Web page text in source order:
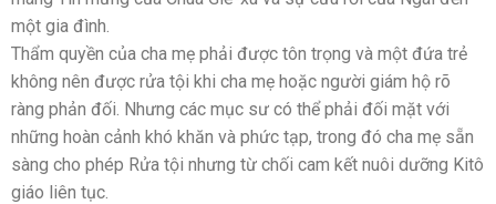
một gia đình.
Thẩm quyền của cha mẹ phải được tôn trọng và một đứa trẻ
không nên được rửa tội khi cha mẹ hoặc người giám hộ rõ
ràng phản đối. Nhưng các mục sư có thể phải đối mặt với
những hoàn cảnh khó khăn và phức tạp, trong đó cha mẹ sẵn
sàng cho phép Rửa tội nhưng từ chối cam kết nuôi dưỡng Kitô
giáo liên tục.